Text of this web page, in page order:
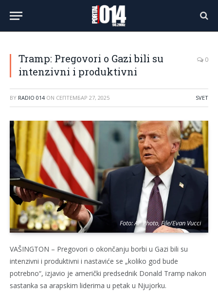
Tramp: Pregovori o Gazi bili su
intenzivni i produktivni
0
BY RADIO 014 ON СЕПТЕМБАР 27, 2025 SVET
Foto: AP Photo, File/Evan Vucci
VAŠINGTON – Pregovori o okončanju borbi u Gazi bili su
intenzivni i produktivni i nastaviće se „koliko god bude
potrebno“, izjavio je američki predsednik Donald Tramp nakon
sastanka sa arapskim liderima u petak u Njujorku.